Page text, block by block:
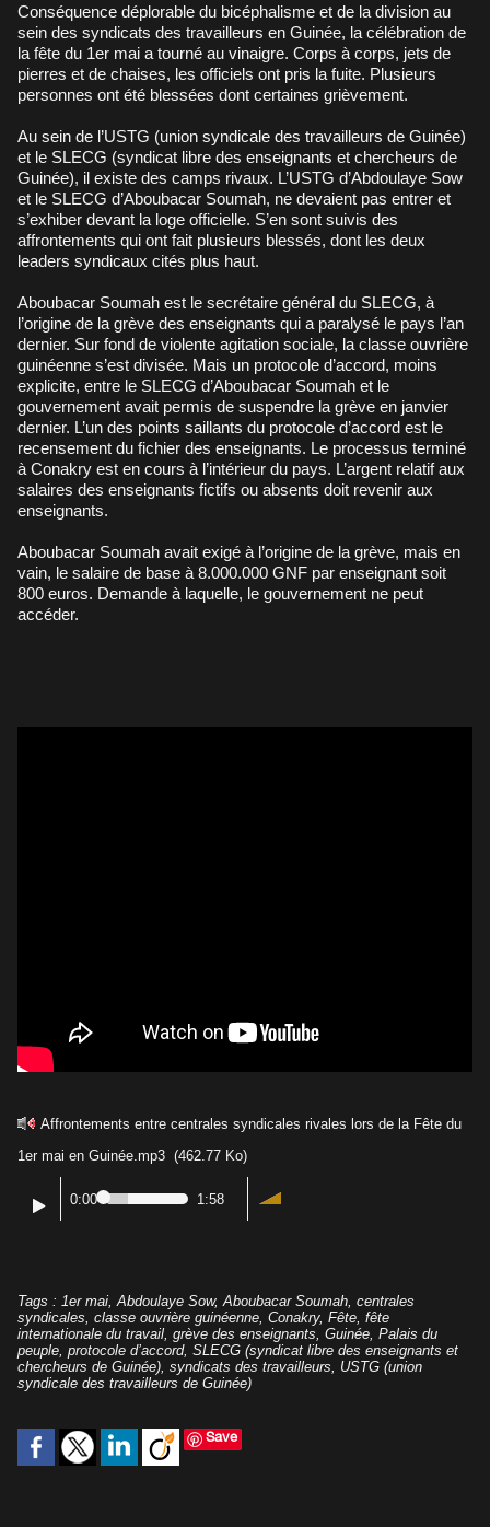
Conséquence déplorable du bicéphalisme et de la division au
sein des syndicats des travailleurs en Guinée, la célébration de
la fête du 1er mai a tourné au vinaigre. Corps à corps, jets de
pierres et de chaises, les officiels ont pris la fuite. Plusieurs
personnes ont été blessées dont certaines grièvement.
Au sein de l’USTG (union syndicale des travailleurs de Guinée)
et le SLECG (syndicat libre des enseignants et chercheurs de
Guinée), il existe des camps rivaux. L’USTG d’Abdoulaye Sow
et le SLECG d’Aboubacar Soumah, ne devaient pas entrer et
s’exhiber devant la loge officielle. S’en sont suivis des
affrontements qui ont fait plusieurs blessés, dont les deux
leaders syndicaux cités plus haut.
Aboubacar Soumah est le secrétaire général du SLECG, à
l’origine de la grève des enseignants qui a paralysé le pays l’an
dernier. Sur fond de violente agitation sociale, la classe ouvrière
guinéenne s’est divisée. Mais un protocole d’accord, moins
explicite, entre le SLECG d’Aboubacar Soumah et le
gouvernement avait permis de suspendre la grève en janvier
dernier. L’un des points saillants du protocole d’accord est le
recensement du fichier des enseignants. Le processus terminé
à Conakry est en cours à l’intérieur du pays. L’argent relatif aux
salaires des enseignants fictifs ou absents doit revenir aux
enseignants.
Aboubacar Soumah avait exigé à l’origine de la grève, mais en
vain, le salaire de base à 8.000.000 GNF par enseignant soit
800 euros. Demande à laquelle, le gouvernement ne peut
accéder.
Affrontements entre centrales syndicales rivales lors de la Fête du
1er mai en Guinée.mp3 (462.77 Ko)
0:00 1:58
Tags : 1er mai Abdoulaye Sow, Aboubacar Soumah centrales
syndicales classe ouvrière guinéenne Conakry, Fête fête
internationale du travail grève des enseignants Guinée Palais du
peuple protocole d’accord, SLECG (syndicat libre des enseignants et
chercheurs de Guinée) syndicats des travailleurs
USTG (union
syndicale des travailleurs de Guinée)
Save